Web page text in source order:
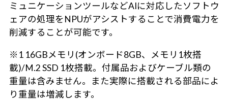
ミュニケーションツールなどAIに対応したソフトウ
ェアの処理をNPUがアシストすることで消費電力を
削減することが可能です。
※1 16GBメモリ(オンボード8GB、メモリ1枚搭
載)/M.2 SSD 1枚搭載。付属品およびケーブル類の
重量は含みません。また実際に搭載される部品によ
り重量は増減します。